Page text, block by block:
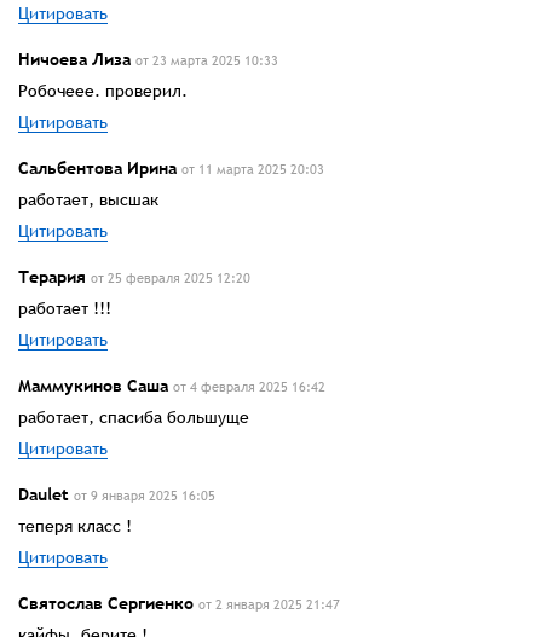
Цитировать
Ничоева Лиза от 23 марта 2025 10:33
Робочеее. проверил.
Цитировать
Сальбентова Ирина от 11 марта 2025 20:03
работает, высшак
Цитировать
Терария от 25 февраля 2025 12:20
работает !!!
Цитировать
Маммукинов Саша от 4 февраля 2025 16:42
работает, спасиба большуще
Цитировать
Daulet от 9 января 2025 16:05
теперя класс !
Цитировать
Святослав Сергиенко от 2 января 2025 21:47